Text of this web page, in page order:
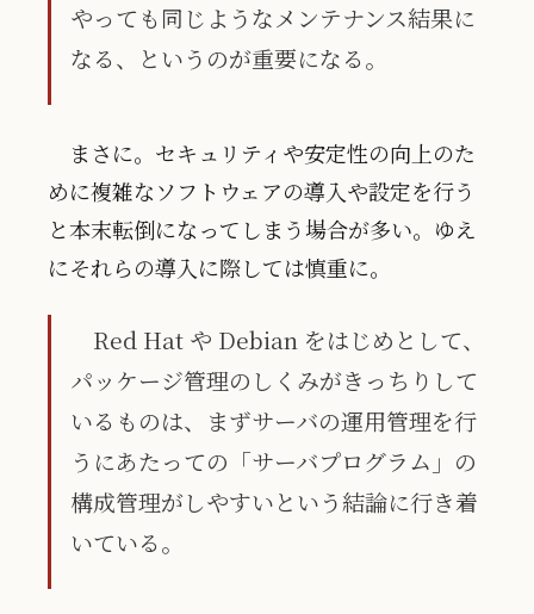
やっても同じようなメンテナンス結果に
なる、というのが重要になる。
まさに。セキュリティや安定性の向上のた
めに複雑なソフトウェアの導入や設定を行う
と本末転倒になってしまう場合が多い。ゆえ
にそれらの導入に際しては慎重に。
Red Hat や Debian をはじめとして、
パッケージ管理のしくみがきっちりして
いるものは、まずサーバの運用管理を行
うにあたっての「サーバプログラム」の
構成管理がしやすいという結論に行き着
いている。